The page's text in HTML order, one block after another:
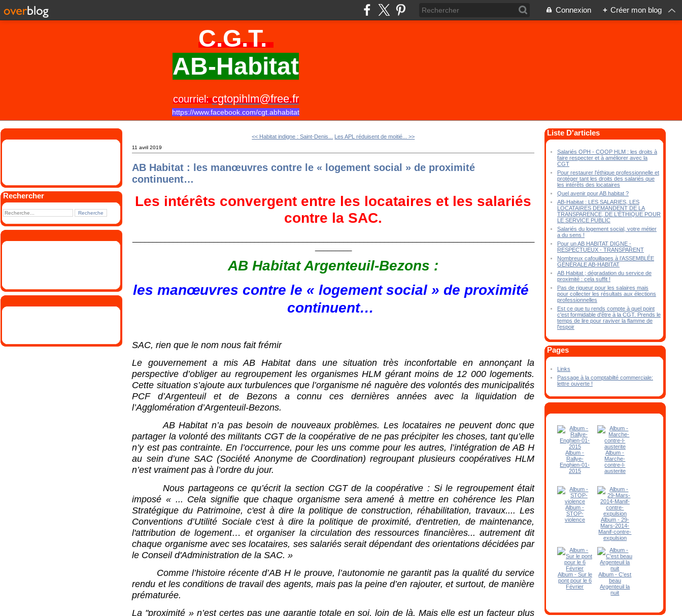
Connexion + Créer mon blog
C.G.T.
AB-Habitat
courriel:cgtopihlm@free.fr
https://www.facebook.com/cgt.abhabitat
Rechercher
<< Habitat indigne : Saint-Denis... Les APL réduisent de moitié... >>
11 avril 2019
AB Habitat : les manœuvres contre le « logement social » de proximité
continuent…
Les intérêts convergent entre les locataires et les salariés
contre la SAC.
AB Habitat Argenteuil-Bezons :
les manœuvres contre le « logement social » de proximité
continuent…
SAC, rien que le nom nous fait frémir
Le gouvernement a mis AB Habitat dans une situation très inconfortable en annonçant la
perspective d’obliger au regroupement les organismes HLM gérant moins de 12 000 logements.
Cette situation s’ajoute aux turbulences que l’organisme né naguère des volontés des municipalités
PCF d’Argenteuil et de Bezons a connu ces dernières années avec la liquidation de
l’Agglomération d’Argenteuil-Bezons.
AB Habitat n’a pas besoin de nouveaux problèmes. Les locataires ne peuvent donc que
partager la volonté des militants CGT de la coopérative de ne pas précipiter les choses, tant qu’elle
n’y est pas contrainte. En l’occurrence, pour les uns comme pour les autres, l’intégration de AB H
au sein d’une SAC (Société Anonyme de Coordination) regroupant plusieurs coopératives HLM
n’est vraiment pas à l’ordre du jour.
Nous partageons ce qu’écrit la section CGT de la coopérative : Si le regroupement était
imposé « ... Cela signifie que chaque organisme sera amené à mettre en cohérence les Plan
Stratégique du Patrimoine, c'est à dire la politique de construction, réhabilitation, travaux.... Les
Conventions d’Utilité Sociale c'est à dire la politique de proximité, d'entretien, de maintenance,
l'attribution de logement… et organiser la circulation des ressources financières... autrement dit
chaque organisme avec ses locataires, ses salariés serait dépendant des orientations décidées par
le Conseil d'Administration de la SAC. »
Comme l’histoire récente d’AB H le prouve, l’autonomie ne garantit pas la qualité du service
rendu et les conditions de travail des agents, mais pas la peine d’en rajouter, et surtout, de manière
prématurée.
La "proximité » n’est certes pas une garantie totale en soi, loin de là. Mais elle est un facteur plus
Liste D'articles
Salariés OPH - COOP HLM : les droits à
faire respecter et à améliorer avec la
CGT
Pour restaurer l'éthique professionnelle et
protéger tant les droits des salariés que
les intérêts des locataires
Quel avenir pour AB habitat ?
AB-Habitat : LES SALARIES, LES
LOCATAIRES DEMANDENT DE LA
TRANSPARENCE, DE L'ÉTHIQUE POUR
LE SERVICE PUBLIC
Salariés du logement social, votre métier
a du sens !
Pour un AB HABITAT DIGNE -
RESPECTUEUX - TRANSPARENT
Nombreux cafouillages à l’ASSEMBLÉE
GÉNÉRALE AB-HABITAT
AB Habitat ; dégradation du service de
proximité : cela suffit !
Pas de rigueur pour les salaires mais
pour collecter les résultats aux élections
professionnelles
Est ce que tu rends compte à quel point
c'est formidable d'être à la CGT. Prends le
temps de lire pour raviver la flamme de
l'espoir
Pages
Links
Passage à la comptabilté commerciale:
lettre ouverte !
Album -
Rallye-
Enghien-01-
2015
Album -
Marche-
contre-l-
austerite
Album -
STOP-
violence
Album - 29-
Mars-2014-
Manif-contre-
expulsion
Album - Sur le
pont pour le 6
Février
Album - C'est
beau
Argenteuil la
nuit